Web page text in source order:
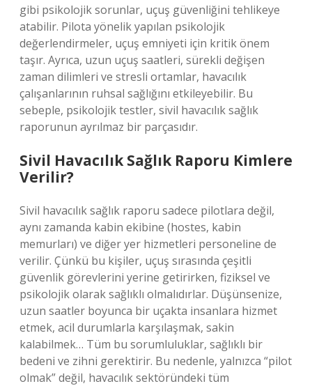
gibi psikolojik sorunlar, uçuş güvenliğini tehlikeye
atabilir. Pilota yönelik yapılan psikolojik
değerlendirmeler, uçuş emniyeti için kritik önem
taşır. Ayrıca, uzun uçuş saatleri, sürekli değişen
zaman dilimleri ve stresli ortamlar, havacılık
çalışanlarının ruhsal sağlığını etkileyebilir. Bu
sebeple, psikolojik testler, sivil havacılık sağlık
raporunun ayrılmaz bir parçasıdır.
Sivil Havacılık Sağlık Raporu Kimlere
Verilir?
Sivil havacılık sağlık raporu sadece pilotlara değil,
aynı zamanda kabin ekibine (hostes, kabin
memurları) ve diğer yer hizmetleri personeline de
verilir. Çünkü bu kişiler, uçuş sırasında çeşitli
güvenlik görevlerini yerine getirirken, fiziksel ve
psikolojik olarak sağlıklı olmalıdırlar. Düşünsenize,
uzun saatler boyunca bir uçakta insanlara hizmet
etmek, acil durumlarla karşılaşmak, sakin
kalabilmek… Tüm bu sorumluluklar, sağlıklı bir
bedeni ve zihni gerektirir. Bu nedenle, yalnızca “pilot
olmak” değil, havacılık sektöründeki tüm